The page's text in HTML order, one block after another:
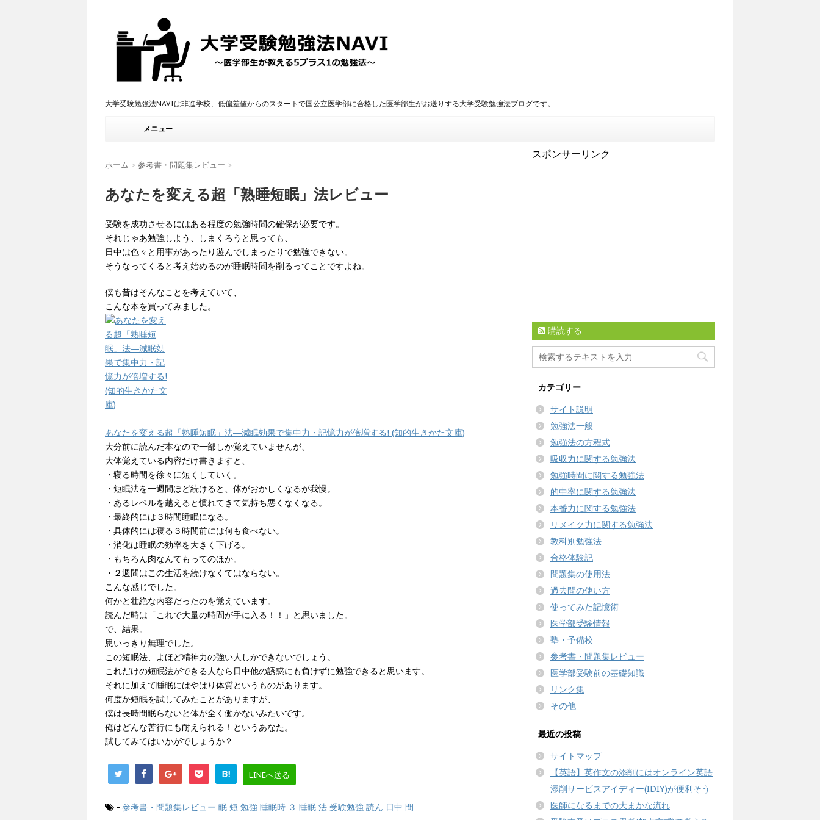
大学受験勉強法NAVIは非進学校、低偏差値からのスタートで国公立医学部に合格した医学部生がお送りする大学受験勉強法ブログです。
メニュー
ホーム > 参考書・問題集レビュー >
あなたを変える超「熟睡短眠」法レビュー
受験を成功させるにはある程度の勉強時間の確保が必要です。
それじゃあ勉強しよう、しまくろうと思っても、
日中は色々と用事があったり遊んでしまったりで勉強できない。
そうなってくると考え始めるのが睡眠時間を削るってことですよね。
僕も昔はそんなことを考えていて、
こんな本を買ってみました。
あなたを変える超「熟睡短眠」法―減眠効果で集中力・記憶力が倍増する! (知的生きかた文庫)
大分前に読んだ本なので一部しか覚えていませんが、
大体覚えている内容だけ書きますと、
・寝る時間を徐々に短くしていく。
・短眠法を一週間ほど続けると、体がおかしくなるが我慢。
・あるレベルを越えると慣れてきて気持ち悪くなくなる。
・最終的には３時間睡眠になる。
・具体的には寝る３時間前には何も食べない。
・消化は睡眠の効率を大きく下げる。
・もちろん肉なんてもってのほか。
・２週間はこの生活を続けなくてはならない。
こんな感じでした。
何かと壮絶な内容だったのを覚えています。
読んだ時は「これで大量の時間が手に入る！！」と思いました。
で、結果。
思いっきり無理でした。
この短眠法、よほど精神力の強い人しかできないでしょう。
これだけの短眠法ができる人なら日中他の誘惑にも負けずに勉強できると思います。
それに加えて睡眠にはやはり体質というものがあります。
何度か短眠を試してみたことがありますが、
僕は長時間眠らないと体が全く働かないみたいです。
俺はどんな苦行にも耐えられる！というあなた。
試してみてはいかがでしょうか？
B! LINEへ送る
- 参考書・問題集レビュー 眠 短 勉強 睡眠時 ３ 睡眠 法 受験勉強 読ん 日中 間
スポンサーリンク
購読する
カテゴリー
サイト説明
勉強法一般
勉強法の方程式
吸収力に関する勉強法
勉強時間に関する勉強法
的中率に関する勉強法
本番力に関する勉強法
リメイク力に関する勉強法
教科別勉強法
合格体験記
問題集の使用法
過去問の使い方
使ってみた記憶術
医学部受験情報
塾・予備校
参考書・問題集レビュー
医学部受験前の基礎知識
リンク集
その他
最近の投稿
サイトマップ
【英語】英作文の添削にはオンライン英語
添削サービスアイディー(IDIY)が便利そう
医師になるまでの大まかな流れ